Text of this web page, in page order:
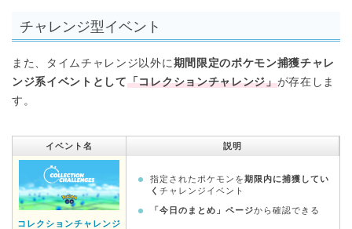
チャレンジ型イベント
また、タイムチャレンジ以外に 期間限定のポケモン捕獲チャレ
ンジ系イベントとして「コレクションチャレンジ」が存在しま
す。
イベント名 説明
コレクションチャレンジ
指定されたポケモンを期限内に捕獲してい
く チャレンジイベント
「今日のまとめ」ページから確認できる